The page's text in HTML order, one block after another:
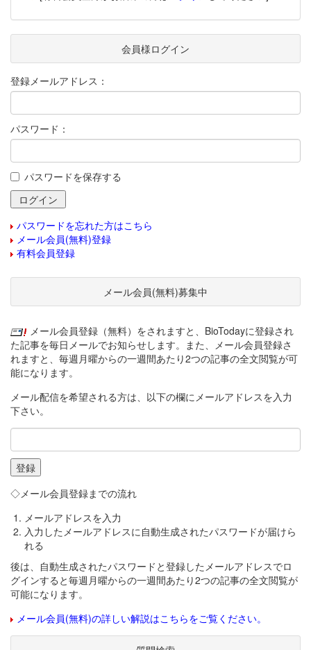
会員様ログイン
登録メールアドレス：
パスワード：
パスワードを保存する
パスワードを忘れた方はこちら
メール会員(無料)登録
有料会員登録
メール会員(無料)募集中
メール会員登録（無料）をされますと、BioTodayに登録され
た記事を毎日メールでお知らせします。また、メール会員登録さ
れますと、毎週月曜からの一週間あたり2つの記事の全文閲覧が可
能になります。
メール配信を希望される方は、以下の欄にメールアドレスを入力
下さい。
◇メール会員登録までの流れ
メールアドレスを入力
入力したメールアドレスに自動生成されたパスワードが届けら
れる
後は、自動生成されたパスワードと登録したメールアドレスでロ
グインすると毎週月曜からの一週間あたり2つの記事の全文閲覧が
可能になります。
メール会員(無料)の詳しい解説はこちらをご覧ください。